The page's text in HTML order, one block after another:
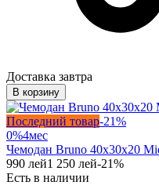
Доставка завтра
В корзину
Последний товар-21%
0%4мес
Чемодан Bruno 40x30x20
990 лей1 250 лей-21%
Есть в наличии